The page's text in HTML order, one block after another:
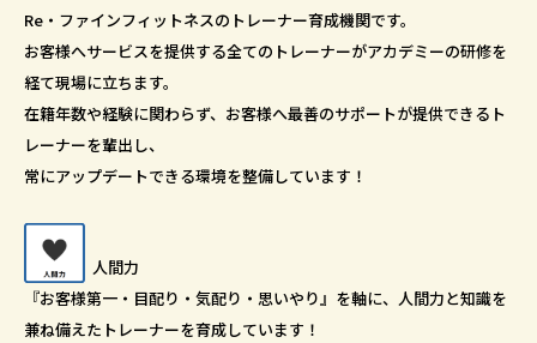
Re・ファインフィットネスのトレーナー育成機関です。
お客様へサービスを提供する全てのトレーナーがアカデミーの研修を
経て現場に立ちます。
在籍年数や経験に関わらず、お客様へ最善のサポートが提供できるト
レーナーを輩出し、
常にアップデートできる環境を整備しています！
人間力
『お客様第一・目配り・気配り・思いやり』を軸に、人間力と知識を
兼ね備えたトレーナーを育成しています！